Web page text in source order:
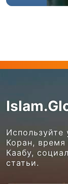
Коран, время
Каабу,
статьи.